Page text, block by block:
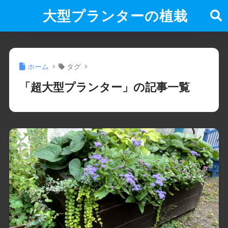
大型プランターの植栽
ホーム タグ
「超大型プランター」の記事一覧